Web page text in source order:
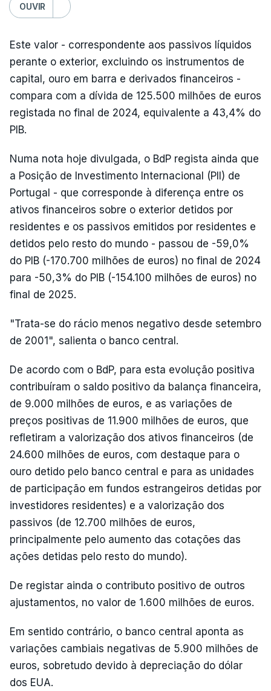
OUVIR
Este valor - correspondente aos passivos líquidos
perante o exterior, excluindo os instrumentos de
capital, ouro em barra e derivados financeiros -
compara com a dívida de 125.500 milhões de euros
registada no final de 2024, equivalente a 43,4% do
PIB.
Numa nota hoje divulgada, o BdP regista ainda que
a Posição de Investimento Internacional (PII) de
Portugal - que corresponde à diferença entre os
ativos financeiros sobre o exterior detidos por
residentes e os passivos emitidos por residentes e
detidos pelo resto do mundo - passou de -59,0%
do PIB (-170.700 milhões de euros) no final de 2024
para -50,3% do PIB (-154.100 milhões de euros) no
final de 2025.
"Trata-se do rácio menos negativo desde setembro
de 2001", salienta o banco central.
De acordo com o BdP, para esta evolução positiva
contribuíram o saldo positivo da balança financeira,
de 9.000 milhões de euros, e as variações de
preços positivas de 11.900 milhões de euros, que
refletiram a valorização dos ativos financeiros (de
24.600 milhões de euros, com destaque para o
ouro detido pelo banco central e para as unidades
de participação em fundos estrangeiros detidas por
investidores residentes) e a valorização dos
passivos (de 12.700 milhões de euros,
principalmente pelo aumento das cotações das
ações detidas pelo resto do mundo).
De registar ainda o contributo positivo de outros
ajustamentos, no valor de 1.600 milhões de euros.
Em sentido contrário, o banco central aponta as
variações cambiais negativas de 5.900 milhões de
euros, sobretudo devido à depreciação do dólar
dos EUA.